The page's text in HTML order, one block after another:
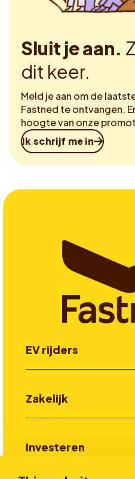
Sluit je aan.
dit keer.
Meld je aan om de
Fastned te ontvangen.
hoogte van onze
Ik schrijf me in
EV rijders
Zakelijk
Investeren